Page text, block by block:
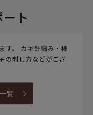
ト
す。 カギ針編み・棒
の刺し方などがござ
覧